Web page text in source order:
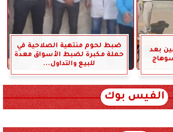
بعد
ضبط لحوم منتهية الصلاحية في
حملة مكبرة لضبط الأسواق معدة
للبيع والتداول...
الفيس بوك